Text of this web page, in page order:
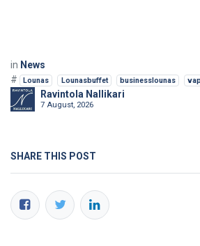
in News
#
Lounas Lounasbuffet businesslounas
Ravintola Nallikari
7 August, 2026
SHARE THIS POST